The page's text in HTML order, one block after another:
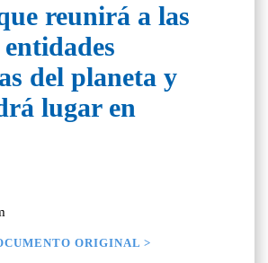
reunirá a las
del planeta y
lugar en
ORIGINAL >